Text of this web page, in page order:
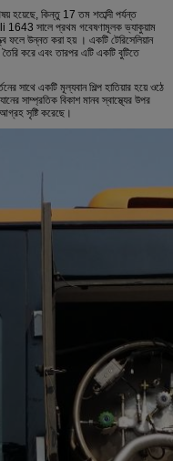
হয়েছে, কিন্তু 17 তম শতাব্দী পর্যন্ত
1643 সালে প্রথম গবেষণামূলক ভ্যাকুয়াম
ফলে উন্নত করা হয় । একটি টেরিসেলিয়ান
করে এবং তারপর এটি একটি বুটিতে
সাথে একটি মূল্যবান শিল্প হাতিয়ার হয়ে ওঠে
সাম্প্রতিক বিকাশ মানব স্বাস্থ্যের উপর
আগ্রহ সৃষ্টি করেছে।